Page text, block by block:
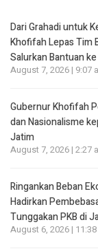
Dari Grahadi untuk
Khofifah Lepas Tim
Salurkan Bantuan
August 7, 2026 | 9:07
Gubernur Khofifah
dan Nasionalisme
Jatim
August 7, 2026 | 2:27
Ringankan Beban
Hadirkan
Tunggakan PKB di
August 6, 2026 | 11:38